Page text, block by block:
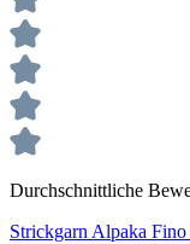
Durchschnittliche
Strickgarn Alpaka